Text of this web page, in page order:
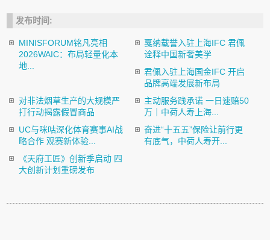
发布时间:
MINISFORUM铭凡亮相
2026WAIC：布局轻量化本
地...
戛纳载誉入驻上海IFC 君佩
诠释中国新奢美学
君佩入驻上海国金IFC 开启
品牌高端发展新布局
对非法烟草生产的大规模严
打行动揭露假冒商品
主动服务践承诺 一日速赔50
万｜中荷人寿上海...
UC与咪咕深化体育赛事AI战
略合作 观赛新体验...
奋进“十五五”保险让前行更
有底气，中荷人寿开...
《天府工匠》创新季启动 四
大创新计划重磅发布